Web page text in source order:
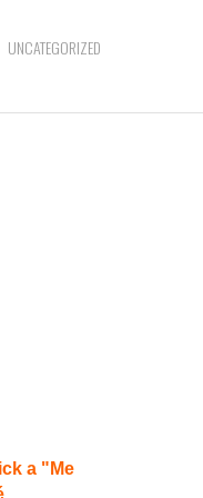
UNCATEGORIZED
a "Me